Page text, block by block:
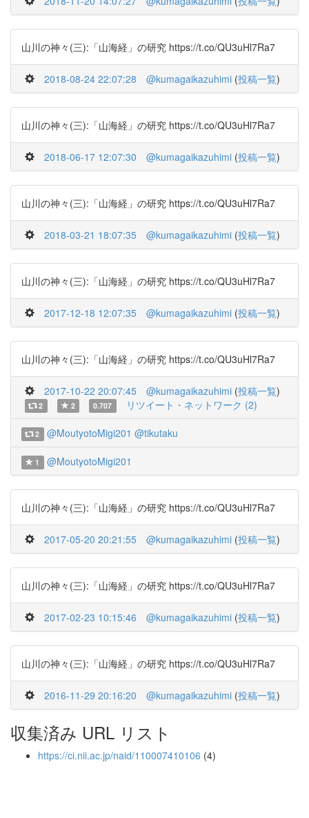
山川の神々(三):「山海経」の研究 https://t.co/QU3uHl7Ra7
2018-08-24 22:07:28 @kumagaikazuhimi (投稿一覧)
山川の神々(三):「山海経」の研究 https://t.co/QU3uHl7Ra7
2018-06-17 12:07:30 @kumagaikazuhimi (投稿一覧)
山川の神々(三):「山海経」の研究 https://t.co/QU3uHl7Ra7
2018-03-21 18:07:35 @kumagaikazuhimi (投稿一覧)
山川の神々(三):「山海経」の研究 https://t.co/QU3uHl7Ra7
2017-12-18 12:07:35 @kumagaikazuhimi (投稿一覧)
山川の神々(三):「山海経」の研究 https://t.co/QU3uHl7Ra7
2017-10-22 20:07:45 @kumagaikazuhimi (投稿一覧)
2 2 0.707 リツイート・ネットワーク (2)
2 @MoutyotoMigi201 @tikutaku
1 @MoutyotoMigi201
山川の神々(三):「山海経」の研究 https://t.co/QU3uHl7Ra7
2017-05-20 20:21:55 @kumagaikazuhimi (投稿一覧)
山川の神々(三):「山海経」の研究 https://t.co/QU3uHl7Ra7
2017-02-23 10:15:46 @kumagaikazuhimi (投稿一覧)
山川の神々(三):「山海経」の研究 https://t.co/QU3uHl7Ra7
2016-11-29 20:16:20 @kumagaikazuhimi (投稿一覧)
収集済み URL リスト
https://ci.nii.ac.jp/naid/110007410106 (4)